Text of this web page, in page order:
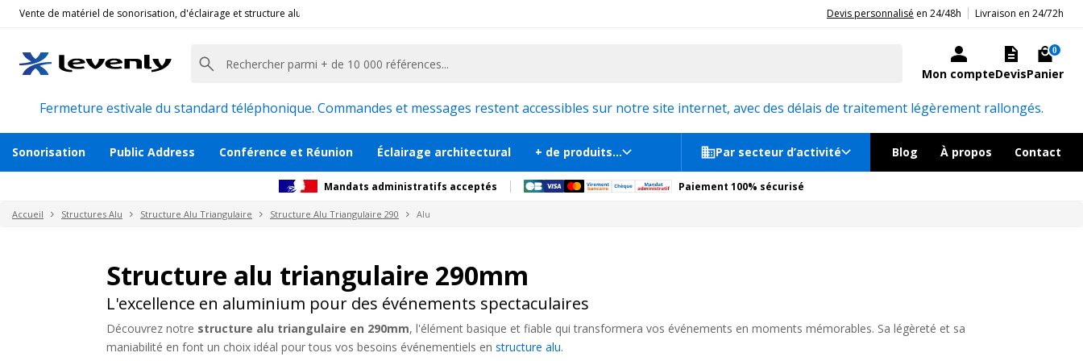
Vente de matériel de sonorisation, d'éclairage et structure alu pour l'évènementiel et la communication, stand exposition, scène, podium et estrade, etc. | 20ans d'expérience aux côtés des professionnels et acteurs publics.
Devis personnalisé en 24/48h Livraison en 24/72h
Mon compteDevisPanier
0
Fermeture estivale du standard téléphonique. Commandes et messages restent accessibles sur notre site internet, avec des délais de traitement légèrement rallongés.
Sonorisation Public Address Conférence et Réunion Éclairage architectural + de produits... Par secteur d’activité Blog À propos Contact
Mandats administratifs acceptés Paiement 100% sécurisé
Accueil Structures Alu Structure Alu Triangulaire Structure Alu Triangulaire 290 Alu
Structure alu triangulaire 290mm
L'excellence en aluminium pour des événements spectaculaires
Découvrez notre structure alu triangulaire en 290mm, l'élément basique et fiable qui transformera vos événements en moments mémorables. Sa légèreté et sa
maniabilité en font un choix idéal pour tous vos besoins événementiels en structure alu.